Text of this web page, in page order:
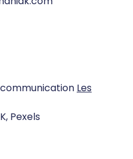
Les
Pexels